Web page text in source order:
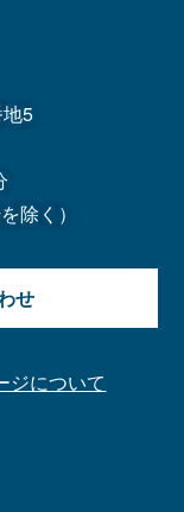
5
除く）
せ
ジについて